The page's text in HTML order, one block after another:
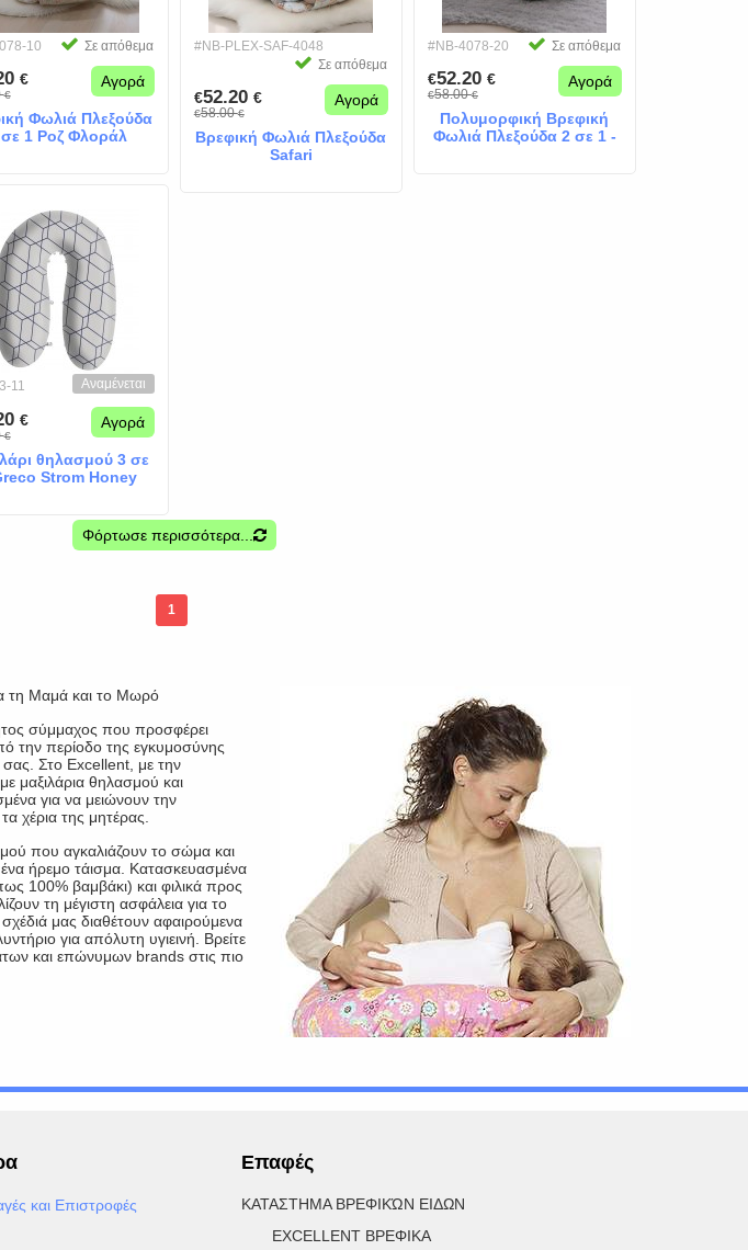
10 Σε απόθεμα
€
€
Αγορά
Φωλιά Πλεξούδα
1 Ροζ Φλοράλ
#NB-PLEX-SAF-4048
Σε απόθεμα
€52.20 €
€58.00€
Αγορά
Βρεφική Φωλιά Πλεξούδα
Safari
#NB-4078-20 Σε απόθεμα
€52.20 €
€58.00€
Αγορά
Πολυμορφική Βρεφική
Φωλιά Πλεξούδα 2 σε 1 -
11 Αναμένεται
€
€
Αγορά
θηλασμού 3 σε
Strom Honey
Φόρτωσε περισσότερα...
1
τη Μαμά και το Μωρό
σύμμαχος που προσφέρει
περίοδο της εγκυμοσύνης
Στο Excellent, με την
μαξιλάρια θηλασμού και
για να μειώνουν την
χέρια της μητέρας.
που αγκαλιάζουν το σώμα και
ήρεμο τάισμα. Κατασκευασμένα
100% βαμβάκι) και φιλικά προς
τη μέγιστη ασφάλεια για το
μας διαθέτουν αφαιρούμενα
για απόλυτη υγιεινή. Βρείτε
και επώνυμων brands στις πιο
και Επιστροφές
Επαφές
ΚΑΤΑΣΤΗΜΑ ΒΡΕΦΙΚΏΝ ΕΙΔΩΝ
EXCELLENT ΒΡΕΦΙΚΑ